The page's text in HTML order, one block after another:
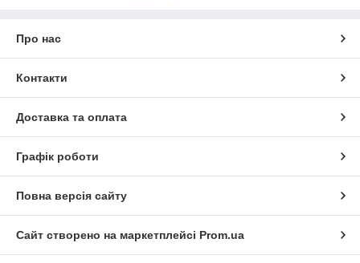
Про нас
Контакти
Доставка та оплата
Графік роботи
Повна версія сайту
Сайт створено на маркетплейсі Prom.ua